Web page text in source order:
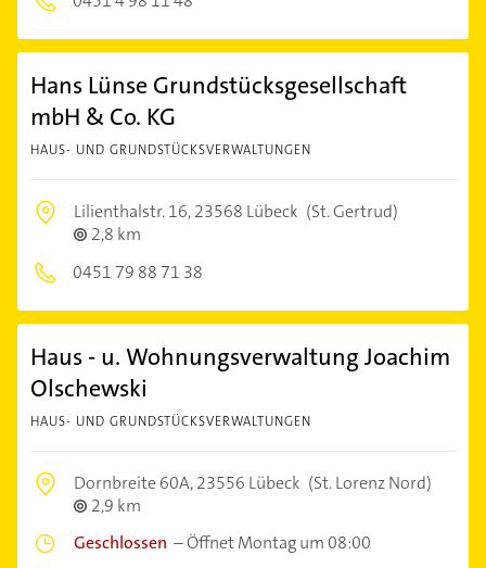
Hans Lünse Grundstücksgesellschaft
mbH & Co. KG
HAUS- UND GRUNDSTÜCKSVERWALTUNGEN
Lilienthalstr. 16,23568 Lübeck (St. Gertrud)
2,8 km
0451 79 88 71 38
Haus - u. Wohnungsverwaltung Joachim
Olschewski
HAUS- UND GRUNDSTÜCKSVERWALTUNGEN
Dornbreite 60A,23556 Lübeck (St. Lorenz Nord)
2,9 km
Geschlossen –Öffnet Montag um 08:00